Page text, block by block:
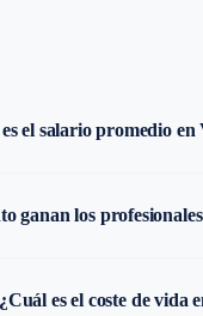
el salario promedio en
ganan los
¿Cuál es el coste de vida